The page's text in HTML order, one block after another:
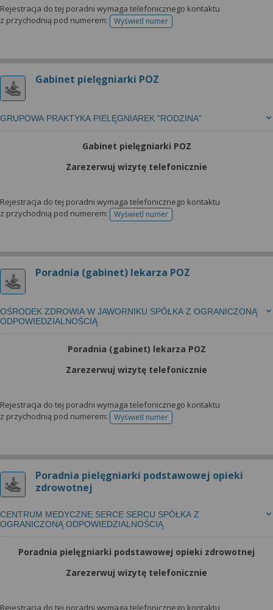
Rejestracja do tej poradni wymaga telefonicznego kontaktu
z przychodnią pod numerem:
Wyświetl numertelefonu do rejestracji
Gabinet pielęgniarki POZ
GRUPOWA PRAKTYKA PIELĘGNIAREK "RODZINA"
Gabinet pielęgniarki POZ
Zarezerwuj wizytę telefonicznie
Rejestracja do tej poradni wymaga telefonicznego kontaktu
z przychodnią pod numerem:
Wyświetl numertelefonu do rejestracji
Poradnia (gabinet) lekarza POZ
OŚRODEK ZDROWIA W JAWORNIKU SPÓŁKA Z OGRANICZONĄ
ODPOWIEDZIALNOŚCIĄ
Poradnia (gabinet) lekarza POZ
Zarezerwuj wizytę telefonicznie
Rejestracja do tej poradni wymaga telefonicznego kontaktu
z przychodnią pod numerem:
Wyświetl numertelefonu do rejestracji
Poradnia pielęgniarki podstawowej opieki
zdrowotnej
CENTRUM MEDYCZNE SERCE SERCU SPÓŁKA Z
OGRANICZONĄ ODPOWIEDZIALNOŚCIĄ
Poradnia pielęgniarki podstawowej opieki zdrowotnej
Zarezerwuj wizytę telefonicznie
Rejestracja do tej poradni wymaga telefonicznego kontaktu
możesz też wycofać zgodę na przetwarzanie Twoich
danych tylko w niektórych celach. Jeżeli chcesz
konfigurację szczegółową, to możesz tego dokonać
za pomocą „Ustawień zaawansowanych”.
Więcej informacji na temat wykorzystywania
znajdziesz w Regulaminie Serwisu.